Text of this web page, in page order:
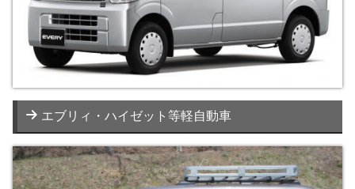
エブリィ・ハイゼット等軽自動車